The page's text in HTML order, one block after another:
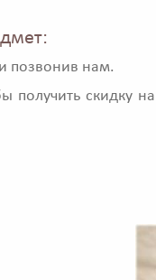
позвонив нам.
получить скидку на